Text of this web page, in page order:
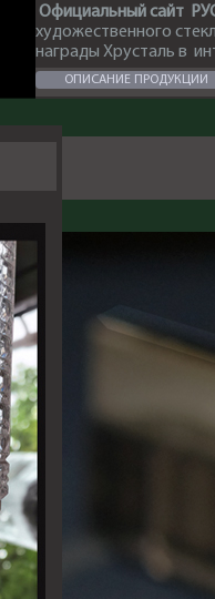
Официальный сайт
художественного
награды Хрусталь в
ОПИСАНИЕ ПРОДУКЦИИ